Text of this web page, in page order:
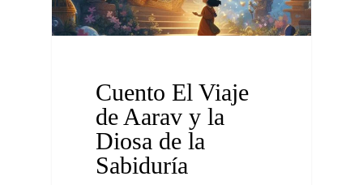
Cuento El Viaje
de Aarav y la
Diosa de la
Sabiduría